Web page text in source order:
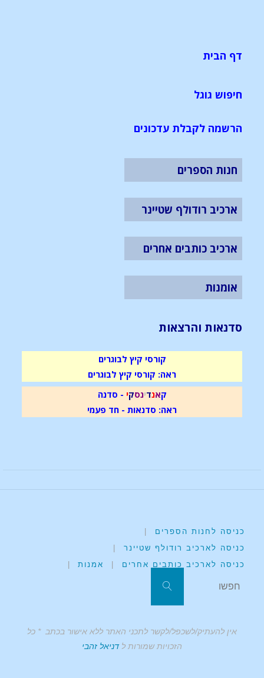
דף הבית
חיפוש גוגל
הרשמה לקבלת עדכונים
חנות הספרים
ארכיב רודולף שטיינר
ארכיב כותבים אחרים
אומנות
סדנאות והרצאות
קורסי קיץ לבוגרים
ראה: קורסי קיץ לבוגרים
קאנדינסקי - סדנה
ראה: סדנאות - חד פעמי
כניסה לחנות הספרים
כניסה לארכיב רודולף שטיינר
כניסה לארכיב כותבים אחרים
אמנות
אין להעתיק/לשכפל/לקשר לתכני האתר ללא אישור בכתב * כל
הזכויות שמורות לדניאל זהבי